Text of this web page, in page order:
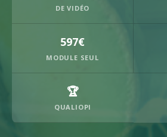
DE VIDÉO
597€
MODULE SEUL
🏆
QUALIOPI